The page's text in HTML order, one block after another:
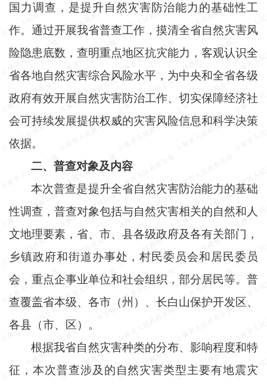
国力调查，是提升自然灾害防治能力的基础性工
作。通过开展我省普查工作，摸清全省自然灾害风
险隐患底数，查明重点地区抗灾能力，客观认识全
省各地自然灾害综合风险水平，为中央和全省各级
政府有效开展自然灾害防治工作、切实保障经济社
会可持续发展提供权威的灾害风险信息和科学决策
依据。
二、普查对象及内容
本次普查是提升全省自然灾害防治能力的基础
性调查，普查对象包括与自然灾害相关的自然和人
文地理要素，省、市、县各级政府及各有关部门，
乡镇政府和街道办事处，村民委员会和居民委员
会，重点企事业单位和社会组织，部分居民等。普
查覆盖省本级、各市（州）、长白山保护开发区、
各县（市、区）。
根据我省自然灾害种类的分布、影响程度和特
征，本次普查涉及的自然灾害类型主要有地震灾